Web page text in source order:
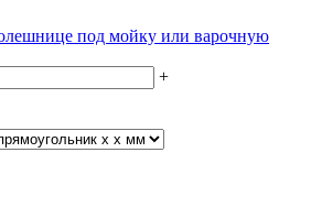
под мойку или варочную
+